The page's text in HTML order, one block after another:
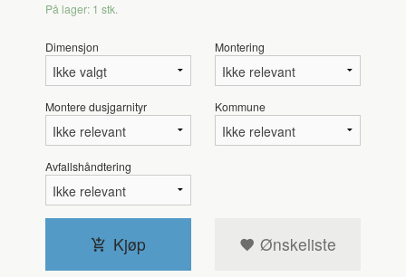
På lager: 1 stk.
Dimensjon Montering
Montere dusjgarnityr Kommune
Avfallshåndtering
Kjøp Ønskeliste